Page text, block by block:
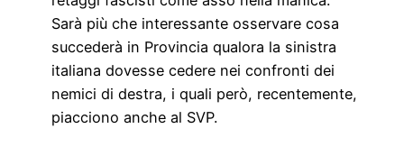
Sarà più che interessante osservare cosa
succederà in Provincia qualora la sinistra
italiana dovesse cedere nei confronti dei
nemici di destra, i quali però, recentemente,
piacciono anche al SVP.